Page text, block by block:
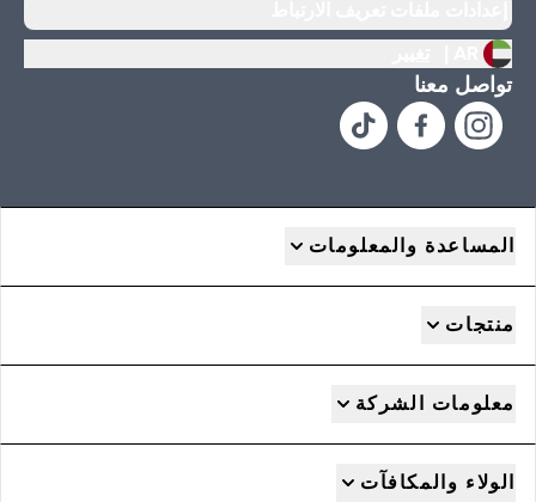
تواصل معنا
المساعدة والمعلومات
منتجات
معلومات الشركة
الولاء والمكافآت